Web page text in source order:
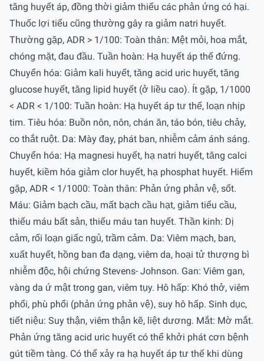
tăng huyết áp, đồng thời giảm thiểu các phản ứng có hại.
Thuốc lợi tiểu cũng thường gây ra giảm natri huyết.
Thường gặp, ADR > 1/100: Toàn thân: Mệt mỏi, hoa mắt,
chóng mặt, đau đầu. Tuần hoàn: Hạ huyết áp thế đứng.
Chuyển hóa: Giảm kali huyết, tăng acid uric huyết, tăng
glucose huyết, tăng lipid huyết (ở liều cao). Ít gặp, 1/1000
< ADR < 1/100: Tuần hoàn: Hạ huyết áp tư thế, loạn nhịp
tim. Tiêu hóa: Buồn nôn, nôn, chán ăn, táo bón, tiêu chảy,
co thắt ruột. Da: Mày đay, phát ban, nhiễm cảm ánh sáng.
Chuyển hóa: Hạ magnesi huyết, hạ natri huyết, tăng calci
huyết, kiềm hóa giảm clor huyết, hạ phosphat huyết. Hiếm
gặp, ADR < 1/1000: Toàn thân: Phản ứng phản vệ, sốt.
Máu: Giảm bạch cầu, mất bạch cầu hạt, giảm tiểu cầu,
thiếu máu bất sản, thiếu máu tan huyết. Thần kinh: Dị
cảm, rối loạn giấc ngủ, trầm cảm. Da: Viêm mạch, ban,
xuất huyết, hồng ban đa dạng, viêm da, hoại tử thượng bì
nhiễm độc, hội chứng Stevens- Johnson. Gan: Viêm gan,
vàng da ứ mật trong gan, viêm tụy. Hô hấp: Khó thở, viêm
phổi, phù phổi (phản ứng phản vệ), suy hô hấp. Sinh dục,
tiết niệu: Suy thận, viêm thận kẽ, liệt dương. Mắt: Mờ mắt.
Phản ứng tăng acid uric huyết có thể khởi phát cơn bệnh
gút tiềm tàng. Có thể xảy ra hạ huyết áp tư thế khi dùng